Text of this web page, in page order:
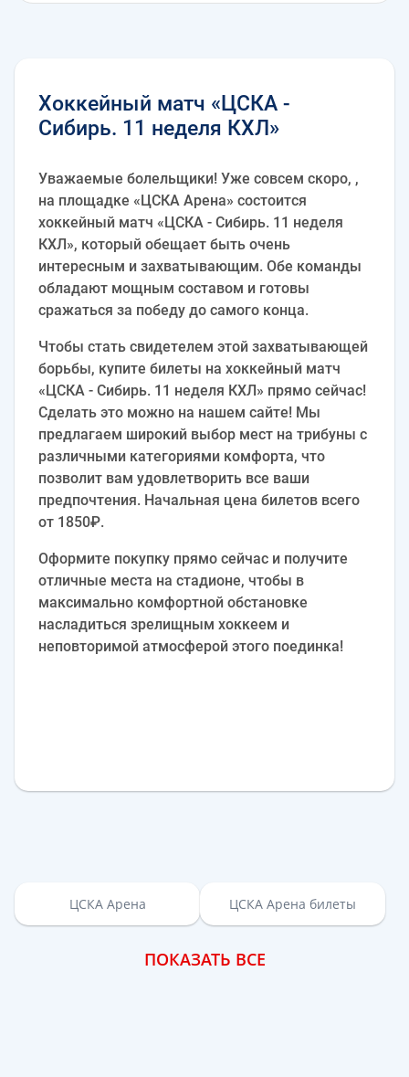
Хоккейный матч «ЦСКА -
Сибирь. 11 неделя КХЛ»
Уважаемые болельщики! Уже совсем скоро, ,
на площадке «ЦСКА Арена» состоится
хоккейный матч «ЦСКА - Сибирь. 11 неделя
КХЛ», который обещает быть очень
интересным и захватывающим. Обе команды
обладают мощным составом и готовы
сражаться за победу до самого конца.
Чтобы стать свидетелем этой захватывающей
борьбы, купите билеты на хоккейный матч
«ЦСКА - Сибирь. 11 неделя КХЛ» прямо сейчас!
Сделать это можно на нашем сайте! Мы
предлагаем широкий выбор мест на трибуны с
различными категориями комфорта, что
позволит вам удовлетворить все ваши
предпочтения. Начальная цена билетов всего
от 1850₽.
Оформите покупку прямо сейчас и получите
отличные места на стадионе, чтобы в
максимально комфортной обстановке
насладиться зрелищным хоккеем и
неповторимой атмосферой этого поединка!
ЦСКА Арена ЦСКА Арена билеты
ПОКАЗАТЬ ВСЕ